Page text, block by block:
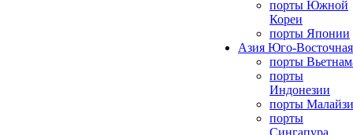
порты Южной
Кореи
порты Японии
Азия Юго-Восточная
порты
порты
Индонезии
порты
порты
Сингапура